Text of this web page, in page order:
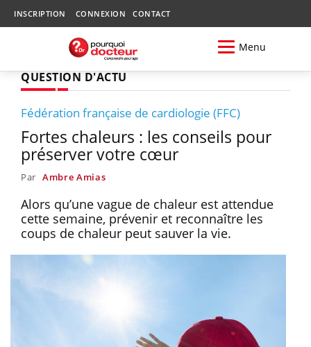
INSCRIPTION CONNEXION CONTACT
Menu
QUESTION D'ACTU
Fédération française de cardiologie (FFC)
Fortes chaleurs : les conseils pour
préserver votre cœur
Par Ambre Amias
Alors qu’une vague de chaleur est attendue
cette semaine, prévenir et reconnaître les
coups de chaleur peut sauver la vie.